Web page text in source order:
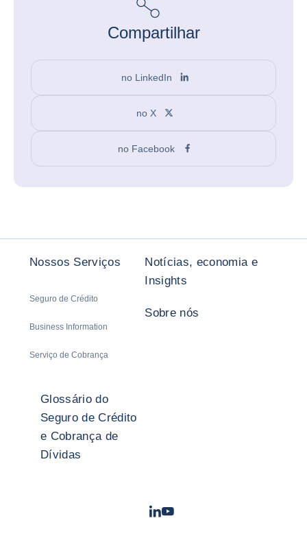
Compartilhar
no LinkedIn
no X
no Facebook
Nossos Serviços
Seguro de Crédito
Business Information
Serviço de Cobrança
Notícias, economia e
Insights
Sobre nós
Glossário do
Seguro de Crédito
e Cobrança de
Dívidas
LinkedIn
Youtube